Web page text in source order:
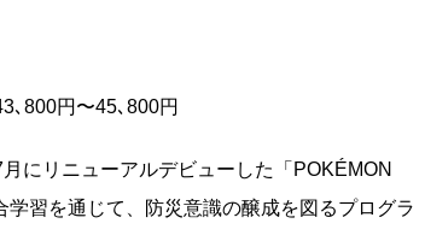
､800円〜45､800円
にリニューアルデビューした「POKÉMON
習を通じて、防災意識の醸成を図るプログラ